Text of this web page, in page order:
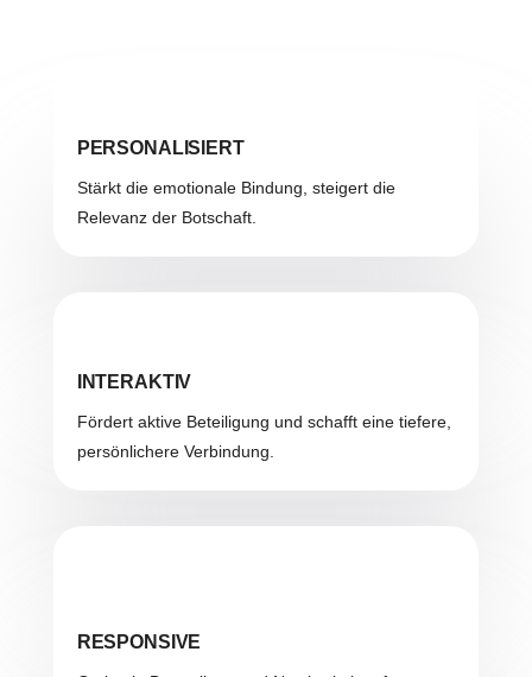
PERSONALISIERT
Stärkt die emotionale Bindung, steigert die
Relevanz der Botschaft.
INTERAKTIV
Fördert aktive Beteiligung und schafft eine tiefere,
persönlichere Verbindung.
RESPONSIVE